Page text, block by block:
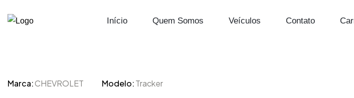
Início Quem Somos Veículos Contato
Marca:CHEVROLET Modelo:Tracker